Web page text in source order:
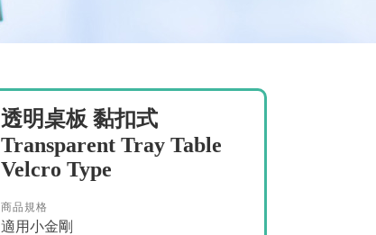
透明桌板 黏扣式
Transparent Tray Table
Velcro Type
商品規格
適用小金剛